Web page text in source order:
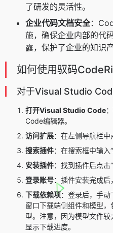
了研发的灵活性。
企业代码文档安全：
施，确保企业内部的代
露，保护了企业的知识
如何使用驭码
对于Visual Studio
打开Visual Studio Code
Code编辑器。
访问扩展：在左侧导航栏中
搜索插件：在搜索框中输入
安装插件：找到插件后点击“
登录账号：插件安装完成后
下载依赖项：登录后，手动
窗口下载端侧组件和模型
型。注意，因为模型文件
显示下载进度。